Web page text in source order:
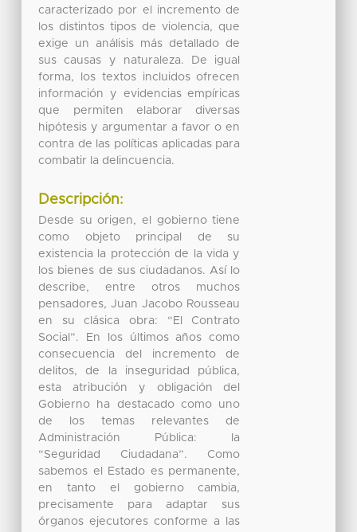
caracterizado por el incremento de
los distintos tipos de violencia, que
exige un análisis más detallado de
sus causas y naturaleza. De igual
forma, los textos incluidos ofrecen
información y evidencias empíricas
que permiten elaborar diversas
hipótesis y argumentar a favor o en
contra de las políticas aplicadas para
combatir la delincuencia.
Descripción:
Desde su origen, el gobierno tiene
como objeto principal de su
existencia la protección de la vida y
los bienes de sus ciudadanos. Así lo
describe, entre otros muchos
pensadores, Juan Jacobo Rousseau
en su clásica obra: “El Contrato
Social”. En los últimos años como
consecuencia del incremento de
delitos, de la inseguridad pública,
esta atribución y obligación del
Gobierno ha destacado como uno
de los temas relevantes de
Administración Pública: la
“Seguridad Ciudadana”. Como
sabemos el Estado es permanente,
en tanto el gobierno cambia,
precisamente para adaptar sus
órganos ejecutores conforme a las